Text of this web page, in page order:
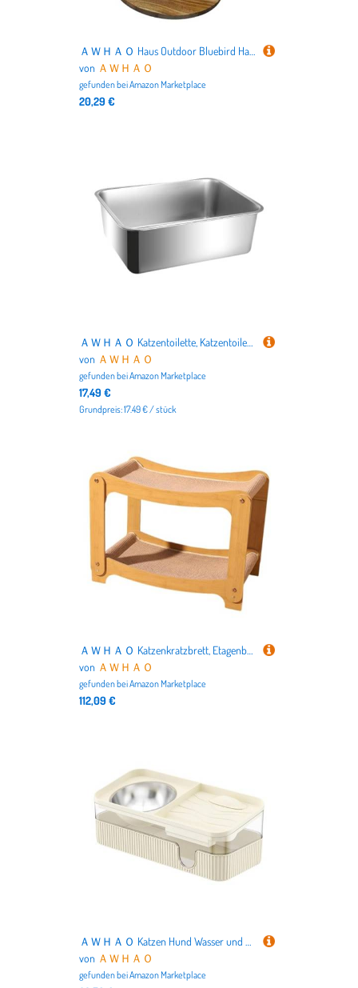
ＡＷＨＡＯ Haus Outdoor Bluebird Haus Kreative Mehrzweck Rustikalen Dekorative
von ＡＷＨＡＯ
gefunden beiAmazon Marketplace
20,29 €
ＡＷＨＡＯ Katzentoilette, Katzentoilette, Katzenklo, Katzentoilette, Edelstahlbehälter, große Katzentoilette für Hauskatzen, Höhe 10cm
von ＡＷＨＡＯ
gefunden beiAmazon Marketplace
17,49 €
Grundpreis: 17.49 € / stück
ＡＷＨＡＯ Katzenkratzbrett, Etagenbett, Lounge, Waschbares Sisalkissen, Haustier Katzenzubehör, Kätzchenspielzeug, Lounge Station, Größe XL
von ＡＷＨＡＯ
gefunden beiAmazon Marketplace
112,09 €
ＡＷＨＡＯ Katzen Hund Wasser und Lebensmittel Feeder Automatische Zyklus Haustiere Liefert Haustier Automatische Feeder, Creme
von ＡＷＨＡＯ
gefunden beiAmazon Marketplace